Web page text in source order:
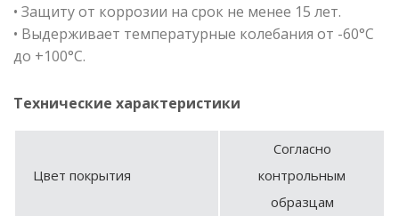
• Защиту от коррозии на срок не менее 15 лет.
• Выдерживает температурные колебания от -60°С
до +100°С.
Технические характеристики
Цвет покрытия
Согласно
контрольным
образцам